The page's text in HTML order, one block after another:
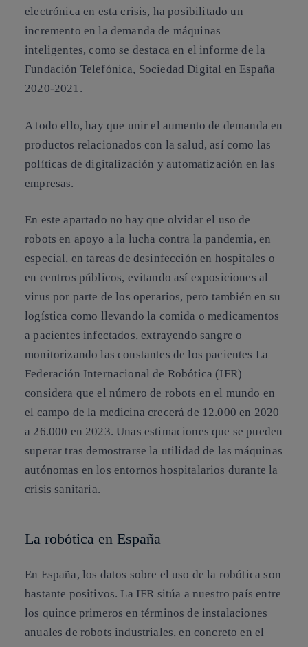
electrónica en esta crisis, ha posibilitado un
incremento en la demanda de máquinas
inteligentes, como se destaca en el informe de la
Fundación Telefónica, Sociedad Digital en España
2020-2021.
A todo ello, hay que unir el aumento de demanda en
productos relacionados con la salud, así como las
políticas de digitalización y automatización en las
empresas.
En este apartado no hay que olvidar el uso de
robots en apoyo a la lucha contra la pandemia, en
especial, en tareas de desinfección en hospitales o
en centros públicos, evitando así exposiciones al
virus por parte de los operarios, pero también en su
logística como llevando la comida o medicamentos
a pacientes infectados, extrayendo sangre o
monitorizando las constantes de los pacientes La
Federación Internacional de Robótica (IFR)
considera que el número de robots en el mundo en
el campo de la medicina crecerá de 12.000 en 2020
a 26.000 en 2023. Unas estimaciones que se pueden
superar tras demostrarse la utilidad de las máquinas
autónomas en los entornos hospitalarios durante la
crisis sanitaria.
La robótica en España
En España, los datos sobre el uso de la robótica son
bastante positivos. La IFR sitúa a nuestro país entre
los quince primeros en términos de instalaciones
anuales de robots industriales, en concreto en el